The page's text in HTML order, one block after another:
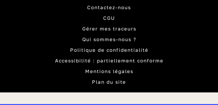
Contactez-nous
CGU
Gérer mes traceurs
Qui sommes-nous ?
Politique de confidentialité
Accessibilité : partiellement conforme
Mentions légales
Plan du site